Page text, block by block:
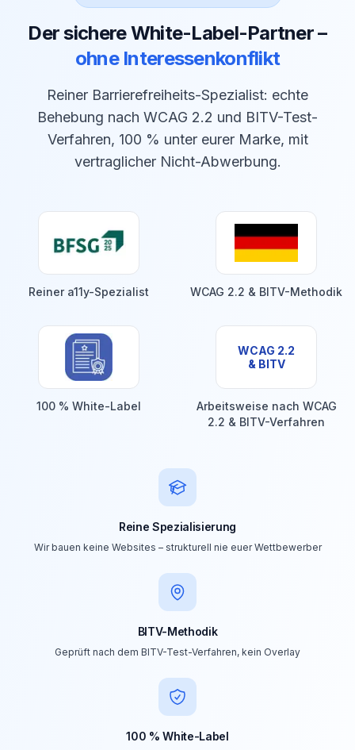
Der sichere White-Label-Partner –
ohne Interessenkonflikt
Reiner Barrierefreiheits-Spezialist: echte
Behebung nach WCAG 2.2 und BITV-Test-
Verfahren, 100 % unter eurer Marke, mit
vertraglicher Nicht-Abwerbung.
Reiner a11y-Spezialist WCAG 2.2 & BITV-Methodik
100 % White-Label
WCAG 2.2
& BITV
Arbeitsweise nach WCAG
2.2 & BITV-Verfahren
Reine Spezialisierung
Wir bauen keine Websites – strukturell nie euer Wettbewerber
BITV-Methodik
Geprüft nach dem BITV-Test-Verfahren, kein Overlay
100 % White-Label